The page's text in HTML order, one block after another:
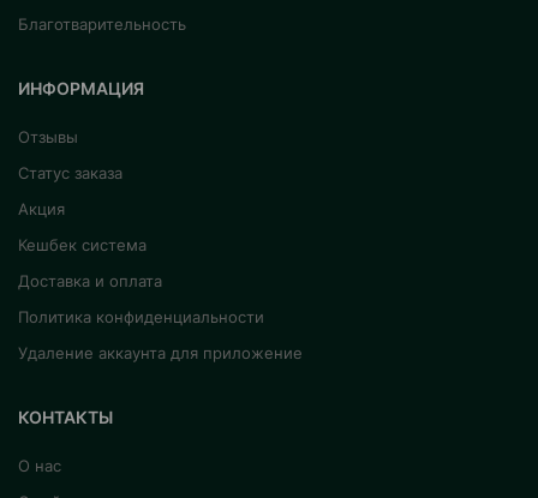
Благотварительность
ИНФОРМАЦИЯ
Отзывы
Статус заказа
Акция
Кешбек система
Доставка и оплата
Политика конфиденциальности
Удаление аккаунта для приложение
КОНТАКТЫ
О нас